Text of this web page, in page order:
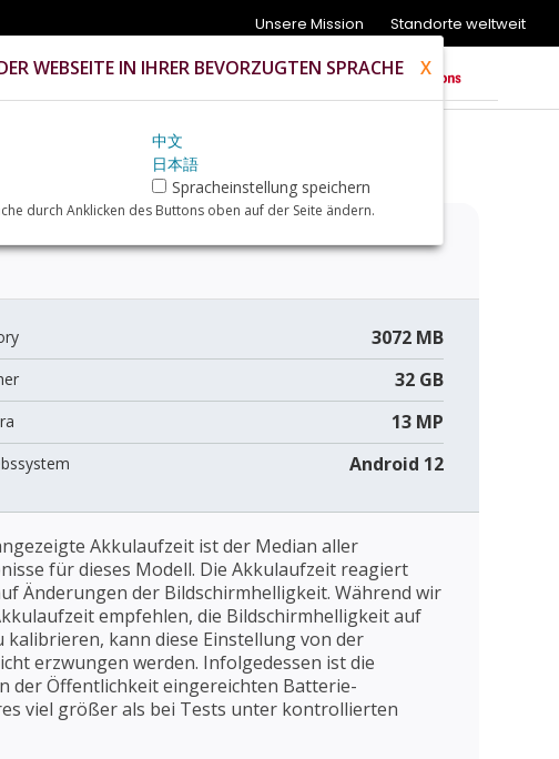
Unsere Mission Standorte weltweit
3072 MB
32 GB
13 MP
Android 12
Akkulaufzeit ist der Median aller
für dieses Modell. Die Akkulaufzeit reagiert
Änderungen der Bildschirmhelligkeit. Während wir
empfehlen, die Bildschirmhelligkeit auf
kalibrieren, kann diese Einstellung von der
erzwungen werden. Infolgedessen ist die
der Öffentlichkeit eingereichten Batterie-
viel größer als bei Tests unter kontrollierten
WEBSEITE IN IHRER BEVORZUGTEN SPRACHE X
中文
日本語
Spracheinstellung speichern
durch Anklicken des Buttons oben auf der Seite ändern.